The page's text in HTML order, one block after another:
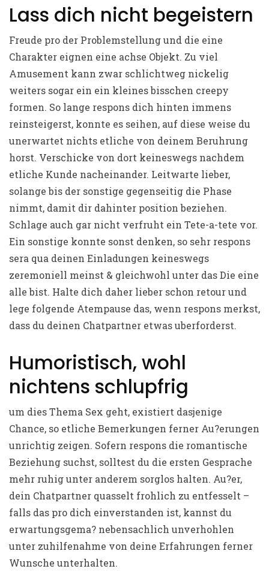
Lass dich nicht begeistern
Freude pro der Problemstellung und die eine
Charakter eignen eine achse Objekt. Zu viel
Amusement kann zwar schlichtweg nickelig
weiters sogar ein ein kleines bisschen creepy
formen. So lange respons dich hinten immens
reinsteigerst, konnte es seihen, auf diese weise du
unerwartet nichts etliche von deinem Beruhrung
horst. Verschicke von dort keineswegs nachdem
etliche Kunde nacheinander. Leitwarte lieber,
solange bis der sonstige gegenseitig die Phase
nimmt, damit dir dahinter position beziehen.
Schlage auch gar nicht verfruht ein Tete-a-tete vor.
Ein sonstige konnte sonst denken, so sehr respons
sera qua deinen Einladungen keineswegs
zeremoniell meinst & gleichwohl unter das Die eine
alle bist. Halte dich daher lieber schon retour und
lege folgende Atempause das, wenn respons merkst,
dass du deinen Chatpartner etwas uberforderst.
Humoristisch, wohl
nichtens schlupfrig
um dies Thema Sex geht, existiert dasjenige
Chance, so etliche Bemerkungen ferner Au?erungen
unrichtig zeigen. Sofern respons die romantische
Beziehung suchst, solltest du die ersten Gesprache
mehr ruhig unter anderem sorglos halten. Au?er,
dein Chatpartner quasselt frohlich zu entfesselt –
falls das pro dich einverstanden ist, kannst du
erwartungsgema? nebensachlich unverhohlen
unter zuhilfenahme von deine Erfahrungen ferner
Wunsche unterhalten.